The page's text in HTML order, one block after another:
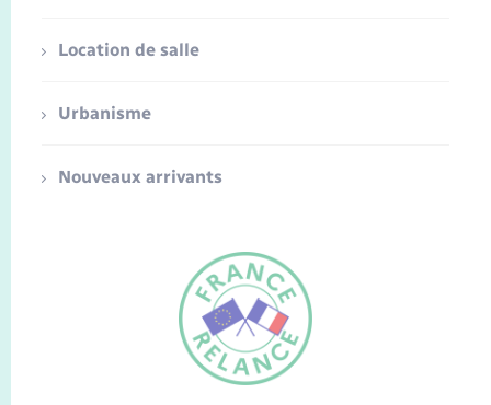
FR
Location de salle
Urbanisme
Nouveaux arrivants